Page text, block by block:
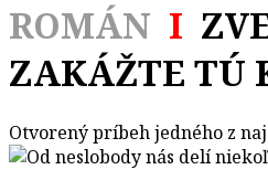
ROMÁN I
ZAKÁŽTE TÚ
Otvorený príbeh jedného z